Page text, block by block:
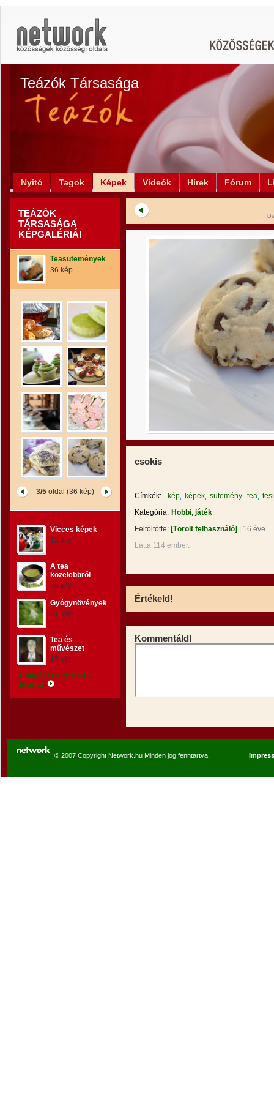
Teázók Társasága
Nyitó Tagok Képek Videók Hírek Fórum
TEÁZÓK
TÁRSASÁGA
KÉPGALÉRIÁI
Teasütemények
36 kép
3/5oldal (36 kép)
Vicces képek
12 kép
A tea
közelebbről
20 kép
Gyógynövények
51 kép
Tea és
művészet
15 kép
Böngéssz a galériák
között!
csokis
Címkék: kép képek sütemény tea
Kategória: Hobbi, játék
Feltöltötte: [Törölt felhasználó]
16 éve
Látta 114 ember.
Értékeld!
Kommentáld!
© 2007 Copyright Network.hu Minden jog fenntartva.